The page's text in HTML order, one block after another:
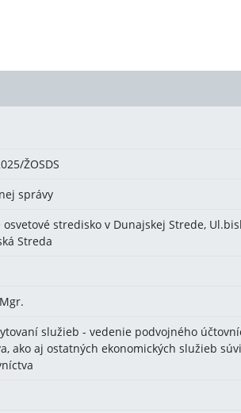
ŽOSDS
správy
osvetové stredisko v Dunajskej Strede,
Streda
služieb - vedenie podvojného
ako aj ostatných ekonomických služieb